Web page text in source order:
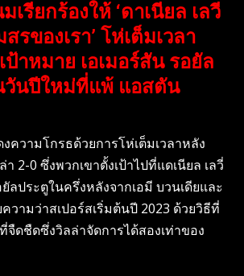
รียกร้องให้ ‘ดาเนียล เลวี
รของเรา’ โห่เต็มเวลา
าหมาย เอเมอร์สัน รอยัล
วันปีใหม่ที่แพ้ แอสตัน
วามโกรธด้วยการโห่เต็มเวลาหลัง
2-0 ซึ่งพวกเขาตั้งเป้าไปที่แดเนียล เลวี่
ลประตูในครึ่งหลังจากเอมี บวนเดียและ
วามว่าสเปอร์สเริ่มต้นปี 2023 ด้วยวิธีที่
ดชืดซึ่งวิลล่าจัดการได้สองเท่าของ